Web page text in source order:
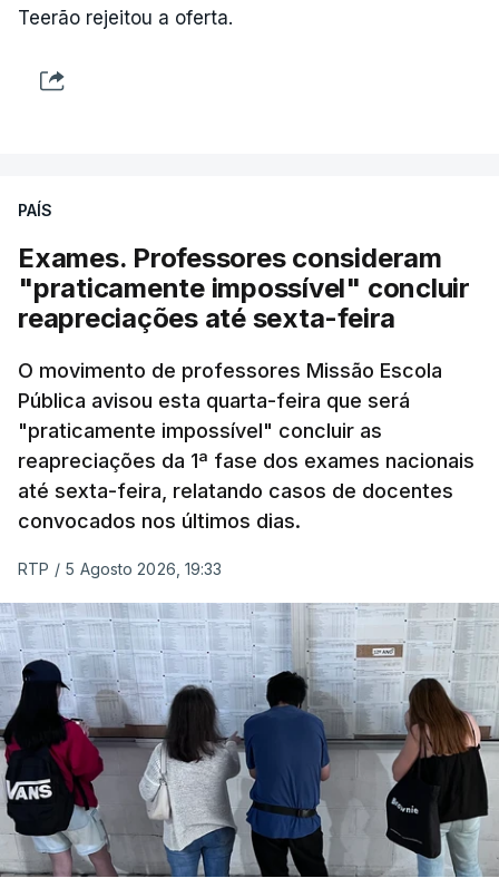
Teerão rejeitou a oferta.
PAÍS
Exames. Professores consideram
"praticamente impossível" concluir
reapreciações até sexta-feira
O movimento de professores Missão Escola
Pública avisou esta quarta-feira que será
"praticamente impossível" concluir as
reapreciações da 1ª fase dos exames nacionais
até sexta-feira, relatando casos de docentes
convocados nos últimos dias.
RTP / 5 Agosto 2026, 19:33